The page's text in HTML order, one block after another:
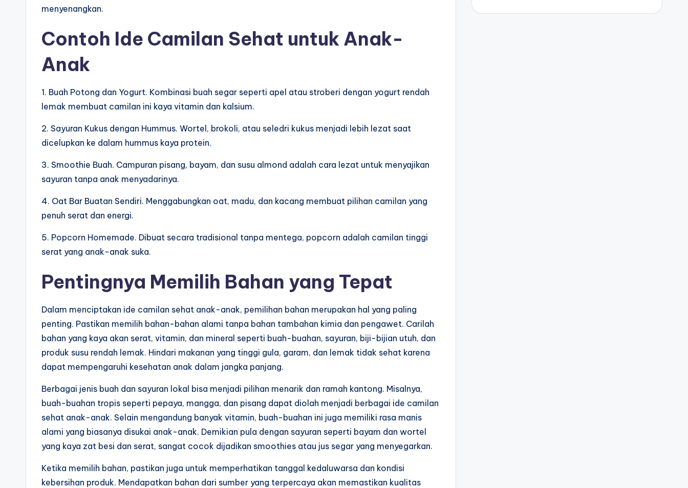
menyenangkan.
Contoh Ide Camilan Sehat untuk Anak-
Anak
1. Buah Potong dan Yogurt. Kombinasi buah segar seperti apel atau stroberi dengan yogurt rendah
lemak membuat camilan ini kaya vitamin dan kalsium.
2. Sayuran Kukus dengan Hummus. Wortel, brokoli, atau seledri kukus menjadi lebih lezat saat
dicelupkan ke dalam hummus kaya protein.
3. Smoothie Buah. Campuran pisang, bayam, dan susu almond adalah cara lezat untuk menyajikan
sayuran tanpa anak menyadarinya.
4. Oat Bar Buatan Sendiri. Menggabungkan oat, madu, dan kacang membuat pilihan camilan yang
penuh serat dan energi.
5. Popcorn Homemade. Dibuat secara tradisional tanpa mentega, popcorn adalah camilan tinggi
serat yang anak-anak suka.
Pentingnya Memilih Bahan yang Tepat
Dalam menciptakan ide camilan sehat anak-anak, pemilihan bahan merupakan hal yang paling
penting. Pastikan memilih bahan-bahan alami tanpa bahan tambahan kimia dan pengawet. Carilah
bahan yang kaya akan serat, vitamin, dan mineral seperti buah-buahan, sayuran, biji-bijian utuh, dan
produk susu rendah lemak. Hindari makanan yang tinggi gula, garam, dan lemak tidak sehat karena
dapat mempengaruhi kesehatan anak dalam jangka panjang.
Berbagai jenis buah dan sayuran lokal bisa menjadi pilihan menarik dan ramah kantong. Misalnya,
buah-buahan tropis seperti pepaya, mangga, dan pisang dapat diolah menjadi berbagai ide camilan
sehat anak-anak. Selain mengandung banyak vitamin, buah-buahan ini juga memiliki rasa manis
alami yang biasanya disukai anak-anak. Demikian pula dengan sayuran seperti bayam dan wortel
yang kaya zat besi dan serat, sangat cocok dijadikan smoothies atau jus segar yang menyegarkan.
Ketika memilih bahan, pastikan juga untuk memperhatikan tanggal kedaluwarsa dan kondisi
kebersihan produk. Mendapatkan bahan dari sumber yang terpercaya akan memastikan kualitas